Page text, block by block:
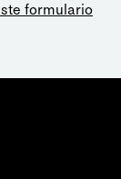
formulario